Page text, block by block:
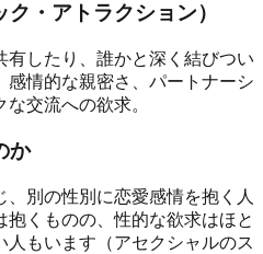
・アトラクション）
有したり、誰かと深く結びつい
情的な親密さ、パートナーシ
交流への欲求。
か
別の性別に恋愛感情を抱く人
抱くものの、性的な欲求はほと
人もいます（アセクシャルのス